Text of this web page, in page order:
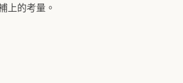
上的考量。